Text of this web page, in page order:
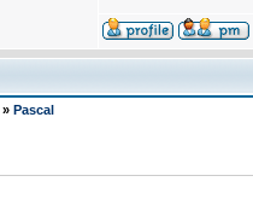
» Pascal